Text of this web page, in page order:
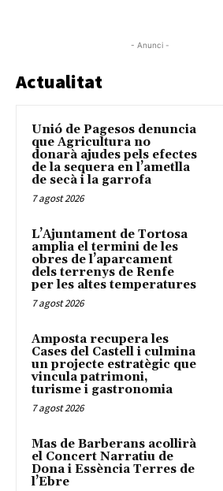
- Anunci -
Actualitat
Unió de Pagesos denuncia
que Agricultura no
donarà ajudes pels efectes
de la sequera en l’ametlla
de secà i la garrofa
7 agost 2026
L’Ajuntament de Tortosa
amplia el termini de les
obres de l’aparcament
dels terrenys de Renfe
per les altes temperatures
7 agost 2026
Amposta recupera les
Cases del Castell i culmina
un projecte estratègic que
vincula patrimoni,
turisme i gastronomia
7 agost 2026
Mas de Barberans acollirà
el Concert Narratiu de
Dona i Essència Terres de
l’Ebre